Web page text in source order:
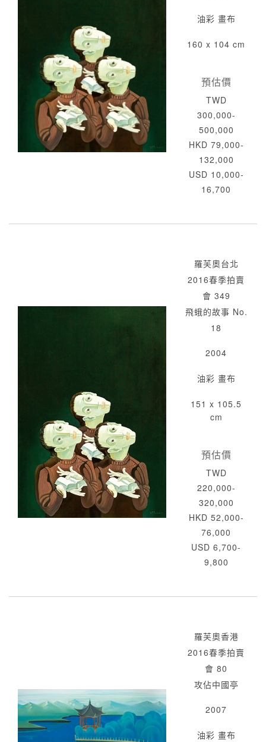
油彩 畫布
160 x 104 cm
預估價
TWD
300,000-
500,000
HKD 79,000-
132,000
USD 10,000-
16,700
羅芙奧台北
2016春季拍賣
會 349
飛蛾的故事 No.
18
2004
油彩 畫布
151 x 105.5
cm
預估價
TWD
220,000-
320,000
HKD 52,000-
76,000
USD 6,700-
9,800
羅芙奧香港
2016春季拍賣
會 80
攻佔中國亭
2007
油彩 畫布